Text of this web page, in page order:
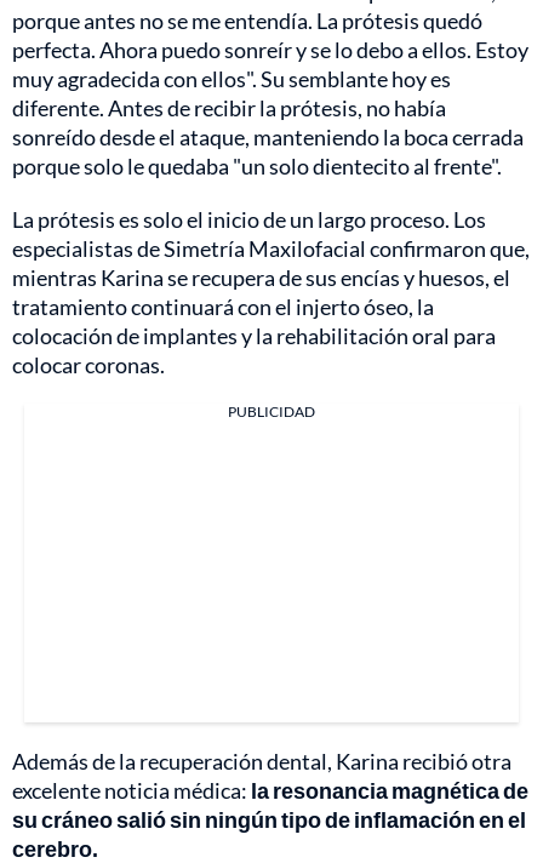
porque antes no se me entendía. La prótesis quedó
perfecta. Ahora puedo sonreír y se lo debo a ellos. Estoy
muy agradecida con ellos". Su semblante hoy es
diferente. Antes de recibir la prótesis, no había
sonreído desde el ataque, manteniendo la boca cerrada
porque solo le quedaba "un solo dientecito al frente".
La prótesis es solo el inicio de un largo proceso. Los
especialistas de Simetría Maxilofacial confirmaron que,
mientras Karina se recupera de sus encías y huesos, el
tratamiento continuará con el injerto óseo, la
colocación de implantes y la rehabilitación oral para
colocar coronas.
PUBLICIDAD
Además de la recuperación dental, Karina recibió otra
excelente noticia médica: la resonancia magnética de
su cráneo salió sin ningún tipo de inflamación en el
cerebro.